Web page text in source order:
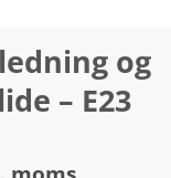
og
– E23